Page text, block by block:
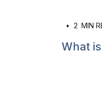
• 2 MIN
What